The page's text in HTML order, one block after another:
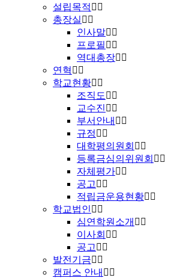
설립목적
총장실
인사말
프로필
역대총장
연혁
학교현황
조직도
교수진
부서안내
규정
대학평의원회
등록금심의위원회
자체평가
공고
적립금운용현황
학교법인
심연학원소개
이사회
공고
발전기금
캠퍼스 안내